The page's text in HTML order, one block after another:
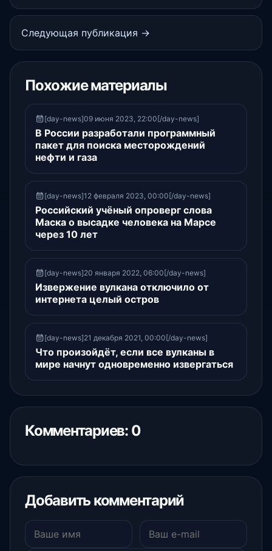
Следующая публикация →
Похожие материалы
[day-news]09 июня 2023, 22:00[/day-news]
В России разработали программный
пакет для поиска месторождений
нефти и газа
[day-news]12 февраля 2023, 00:00[/day-news]
Российский учёный опроверг слова
Маска о высадке человека на Марсе
через 10 лет
[day-news]20 января 2022, 06:00[/day-news]
Извержение вулкана отключило от
интернета целый остров
[day-news]21 декабря 2021, 00:00[/day-news]
Что произойдёт, если все вулканы в
мире начнут одновременно извергаться
Комментариев: 0
Добавить комментарий